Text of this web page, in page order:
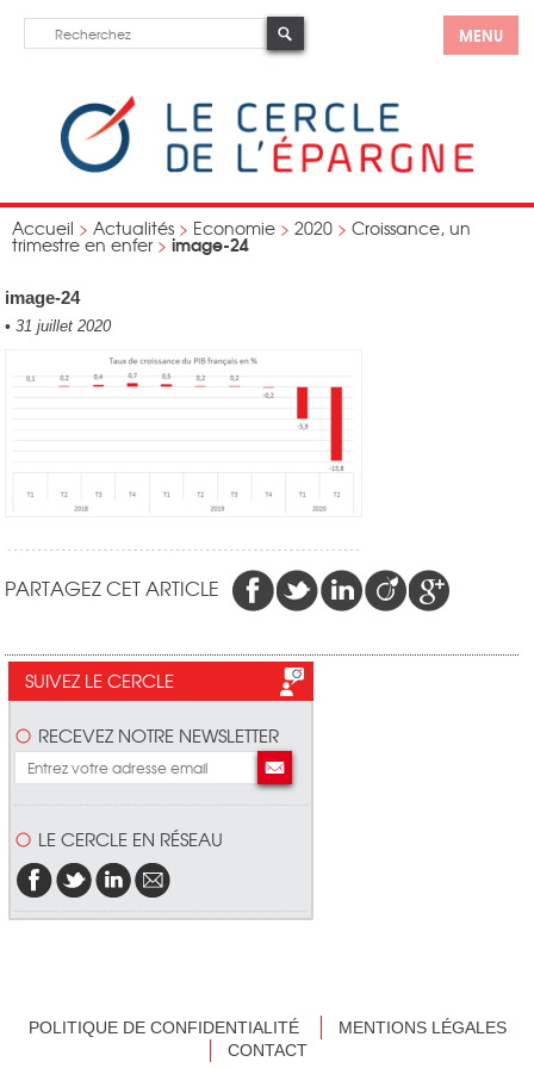
MENU
Accueil > Actualités > Economie > 2020 > Croissance, un
trimestre en enfer > image-24
image-24
• 31 juillet 2020
PARTAGEZ CET ARTICLE
SUIVEZ LE CERCLE
RECEVEZ NOTRE NEWSLETTER
LE CERCLE EN RÉSEAU
POLITIQUE DE CONFIDENTIALITÉ
MENTIONS LÉGALES
CONTACT